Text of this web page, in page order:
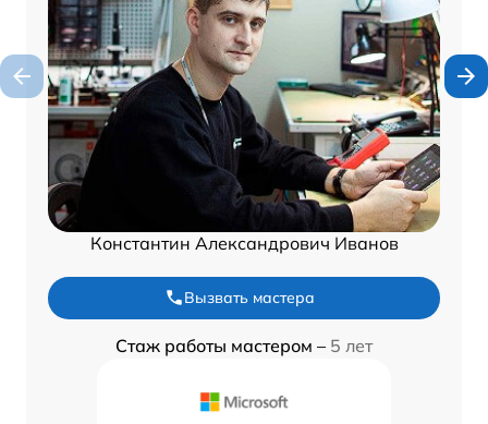
Константин Александрович Иванов
Вызвать мастера
Стаж работы мастером – 5 лет